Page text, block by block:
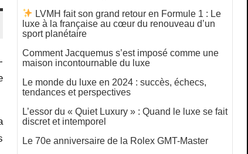
LVMH fait son grand retour en Formule 1 : Le
luxe à la française au cœur du renouveau d’un
sport planétaire
Comment Jacquemus s’est imposé comme une
maison incontournable du luxe
Le monde du luxe en 2024 : succès, échecs,
tendances et perspectives
L’essor du « Quiet Luxury » : Quand le luxe se fait
discret et intemporel
Le 70e anniversaire de la Rolex GMT-Master